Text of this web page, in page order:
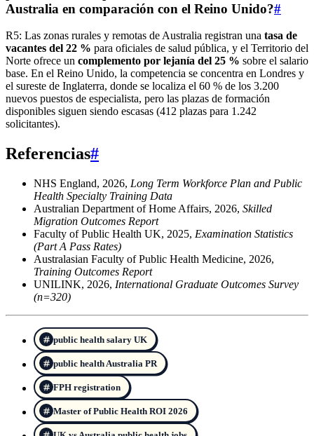
Australia en comparación con el Reino Unido?#
R5: Las zonas rurales y remotas de Australia registran una tasa de
vacantes del 22 % para oficiales de salud pública, y el Territorio del
Norte ofrece un complemento por lejanía del 25 % sobre el salario
base. En el Reino Unido, la competencia se concentra en Londres y
el sureste de Inglaterra, donde se localiza el 60 % de los 3.200
nuevos puestos de especialista, pero las plazas de formación
disponibles siguen siendo escasas (412 plazas para 1.242
solicitantes).
Referencias#
NHS England, 2026, Long Term Workforce Plan and Public
Health Specialty Training Data
Australian Department of Home Affairs, 2026, Skilled
Migration Outcomes Report
Faculty of Public Health UK, 2025, Examination Statistics
(Part A Pass Rates)
Australasian Faculty of Public Health Medicine, 2026,
Training Outcomes Report
UNILINK, 2026, International Graduate Outcomes Survey
(n=320)
public health salary UK
public health Australia PR
FPH registration
Master of Public Health ROI 2026